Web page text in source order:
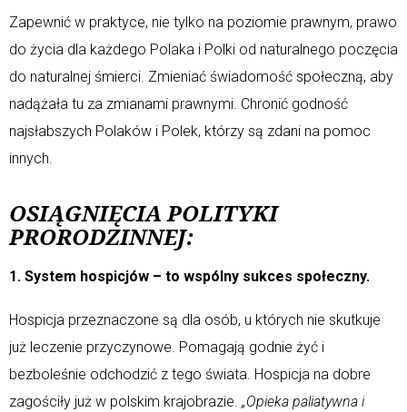
Zapewnić w praktyce, nie tylko na poziomie prawnym, prawo
do życia dla każdego Polaka i Polki od naturalnego poczęcia
do naturalnej śmierci. Zmieniać świadomość społeczną, aby
nadążała tu za zmianami prawnymi. Chronić godność
najsłabszych Polaków i Polek, którzy są zdani na pomoc
innych.
OSIĄGNIĘCIA POLITYKI
PRORODZINNEJ:
1. System hospicjów – to wspólny sukces społeczny.
Hospicja przeznaczone są dla osób, u których nie skutkuje
już leczenie przyczynowe. Pomagają godnie żyć i
bezboleśnie odchodzić z tego świata. Hospicja na dobre
zagościły już w polskim krajobrazie. „Opieka paliatywna i